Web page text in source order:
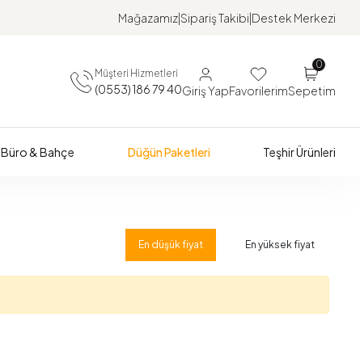
MağazamızSipariş Takibi Destek Merkezi
Müşteri Hizmetleri
(0553) 186 79 40Giriş YapFavorilerim
0
Sepetim
Büro & Bahçe Düğün Paketleri Teşhir Ürünleri
En düşük fiyat En yüksek fiyat